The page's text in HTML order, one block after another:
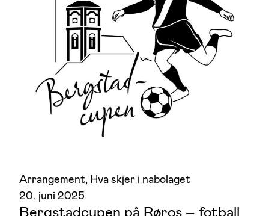
Arrangement, Hva skjer i nabolaget
20. juni 2025